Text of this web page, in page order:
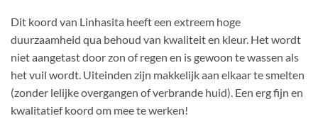
Dit koord van Linhasita heeft een extreem hoge
duurzaamheid qua behoud van kwaliteit en kleur. Het wordt
niet aangetast door zon of regen en is gewoon te wassen als
het vuil wordt. Uiteinden zijn makkelijk aan elkaar te smelten
(zonder lelijke overgangen of verbrande huid). Een erg fijn en
kwalitatief koord om mee te werken!